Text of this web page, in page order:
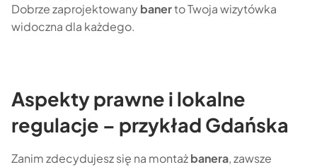
Dobrze zaprojektowanybanerto Twoja wizytówka
widoczna dla każdego.
Aspekty prawne i lokalne
regulacje – przykład Gdańska
Zanim zdecydujesz się na montażbanera, zawsze